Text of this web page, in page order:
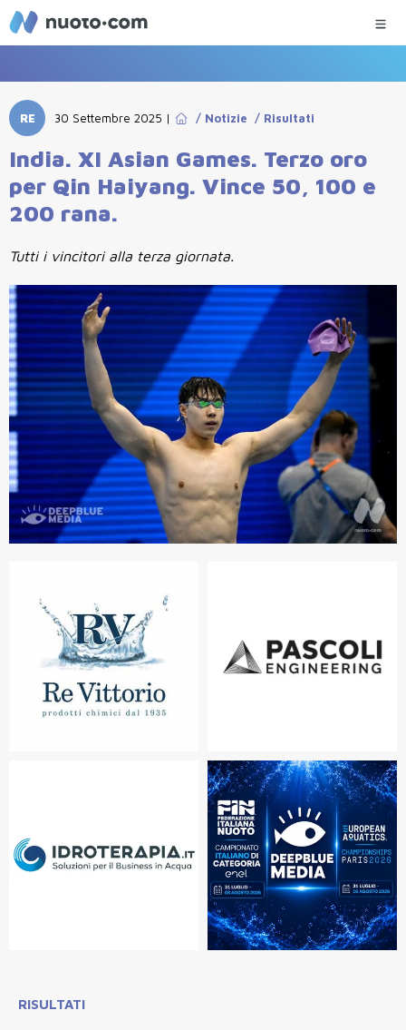
RE 30 Settembre 2025 | / Notizie / Risultati
India. XI Asian Games. Terzo oro
per Qin Haiyang. Vince 50, 100 e
200 rana.
Tutti i vincitori alla terza giornata.
RISULTATI